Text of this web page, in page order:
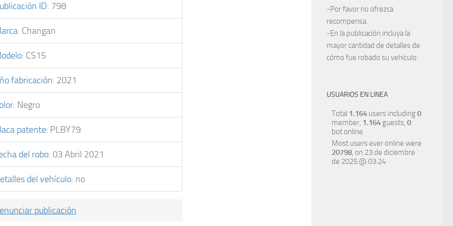
ID: 798
: Changan
: CS15
fabricación: 2021
: Negro
patente: PLBY79
del robo: 03 Abril 2021
del vehículo: no
publicación
-Por favor no ofrezca
recompensa.
-En la publicación incluya la
mayor cantidad de detalles de
cómo fue robado su vehículo.
USUARIOS EN LINEA
Total 1.164 users including0
member, 1.164 guests, 0
bot online
Most users ever online were
20798, on 23 de diciembre
de 2025 @ 03:24